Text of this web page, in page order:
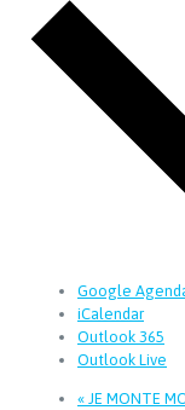
Google
iCalendar
Outlook 365
Outlook Live
« JE MONTE